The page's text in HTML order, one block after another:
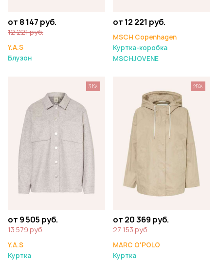
от 8 147 руб.
12 221 руб.
Y.A.S
Блузон
от 12 221 руб.
MSCH Copenhagen
Куртка-коробка
MSCHJOVENE
от 9 505 руб.
13 579 руб.
Y.A.S
Куртка
31%
от 20 369 руб.
27 153 руб.
MARC O'POLO
Куртка
25%